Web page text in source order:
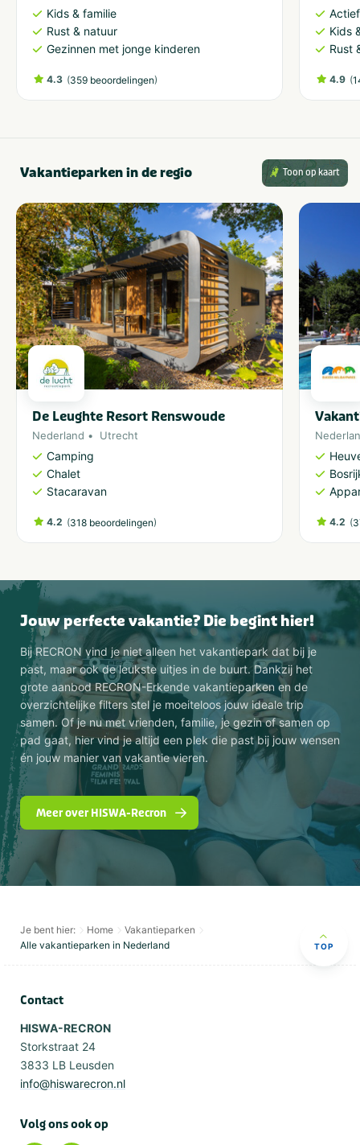
Kids & familie
Rust & natuur
Gezinnen met jonge kinderen
4.3 (359 beoordelingen)
Kids
Rust
4.9 (
Vakantieparken in de regio Toon op kaart
De Leughte Resort Renswoude
Nederland Utrecht
Camping
Chalet
Stacaravan
4.2 (318 beoordelingen) 4.2 (
Jouw perfecte vakantie? Die begint hier!
Bij RECRON vind je niet alleen het vakantiepark dat bij je
past, maar ook de leukste uitjes in de buurt. Dankzij het
grote aanbod RECRON-Erkende vakantieparken en de
overzichtelijke filters stel je moeiteloos jouw ideale trip
samen. Of je nu met vrienden, familie, je gezin of samen op
pad gaat, hier vind je altijd een plek die past bij jouw wensen
én jouw manier van vakantie vieren.
Meer over HISWA-Recron
Je bent hier: Home
Vakantieparken
Alle vakantieparken in Nederland
TOP
Contact
HISWA-RECRON
Storkstraat 24
3833 LB Leusden
info@hiswarecron.nl
Volg ons ook op